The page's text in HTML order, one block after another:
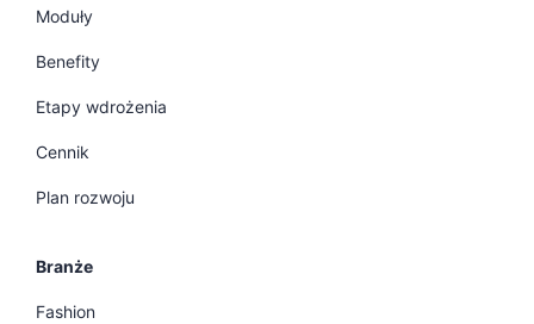
Moduły
Benefity
Etapy wdrożenia
Cennik
Plan rozwoju
Branże
Fashion